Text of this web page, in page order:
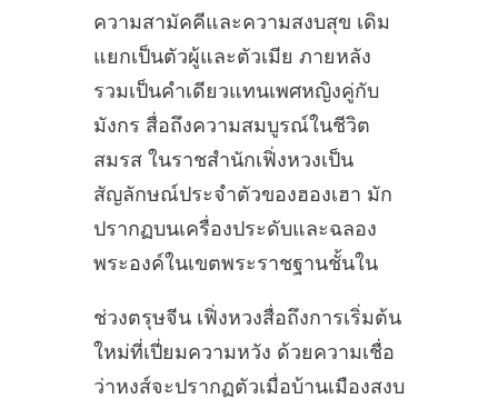
ความสามัคคีและความสงบสุข เดิม
แยกเป็นตัวผู้และตัวเมีย ภายหลัง
รวมเป็นคำเดียวแทนเพศหญิงคู่กับ
มังกร สื่อถึงความสมบูรณ์ในชีวิต
สมรส ในราชสำนักเฟิ่งหวงเป็น
สัญลักษณ์ประจำตัวของฮองเฮา มัก
ปรากฏบนเครื่องประดับและฉลอง
พระองค์ในเขตพระราชฐานชั้นใน
ช่วงตรุษจีน เฟิ่งหวงสื่อถึงการเริ่มต้น
ใหม่ที่เปี่ยมความหวัง ด้วยความเชื่อ
ว่าหงส์จะปรากฏตัวเมื่อบ้านเมืองสงบ